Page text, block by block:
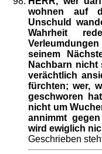
wohnen auf
Unschuld
Wahrheit
seinem
Nachbarn nicht
verächtlich
fürchten; wer,
geschworen
nicht um
annimmt
wird ewiglich
Geschrieben